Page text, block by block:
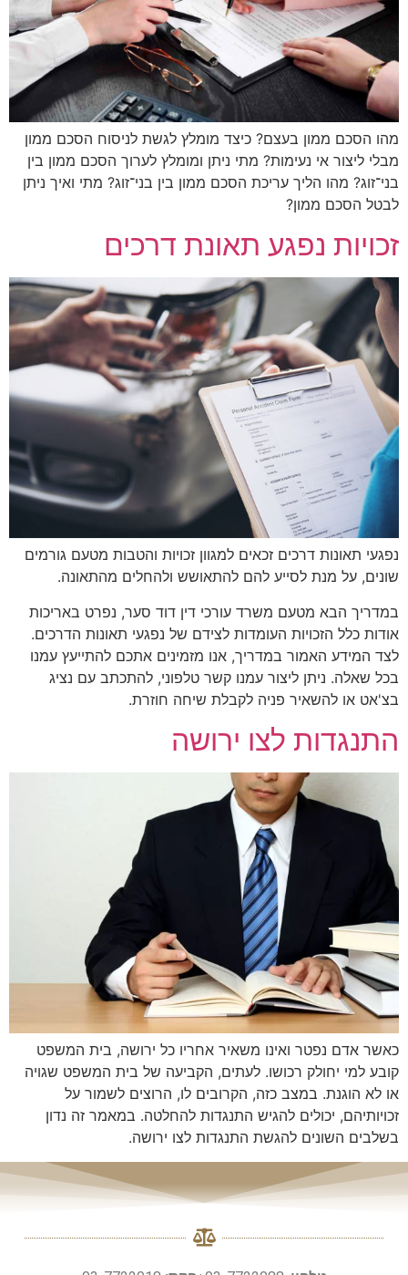
מהו הסכם ממון בעצם? כיצד מומלץ לגשת לניסוח הסכם ממון
מבלי ליצור אי נעימות? מתי ניתן ומומלץ לערוך הסכם ממון בין
בני־זוג? מהו הליך עריכת הסכם ממון בין בני־זוג? מתי ואיך ניתן
לבטל הסכם ממון?
זכויות נפגע תאונת דרכים
נפגעי תאונות דרכים זכאים למגוון זכויות והטבות מטעם גורמים
שונים, על מנת לסייע להם להתאושש ולהחלים מהתאונה.
במדריך הבא מטעם משרד עורכי דין דוד סער, נפרט באריכות
אודות כלל הזכויות העומדות לצידם של נפגעי תאונות הדרכים.
לצד המידע האמור במדריך, אנו מזמינים אתכם להתייעץ עמנו
בכל שאלה. ניתן ליצור עמנו קשר טלפוני, להתכתב עם נציג
בצ'אט או להשאיר פניה לקבלת שיחה חוזרת.
התנגדות לצו ירושה
כאשר אדם נפטר ואינו משאיר אחריו כל ירושה, בית המשפט
קובע למי יחולק רכושו. לעתים, הקביעה של בית המשפט שגויה
או לא הוגנת. במצב כזה, הקרובים לו, הרוצים לשמור על
זכויותיהם, יכולים להגיש התנגדות להחלטה. במאמר זה נדון
בשלבים השונים להגשת התנגדות לצו ירושה.